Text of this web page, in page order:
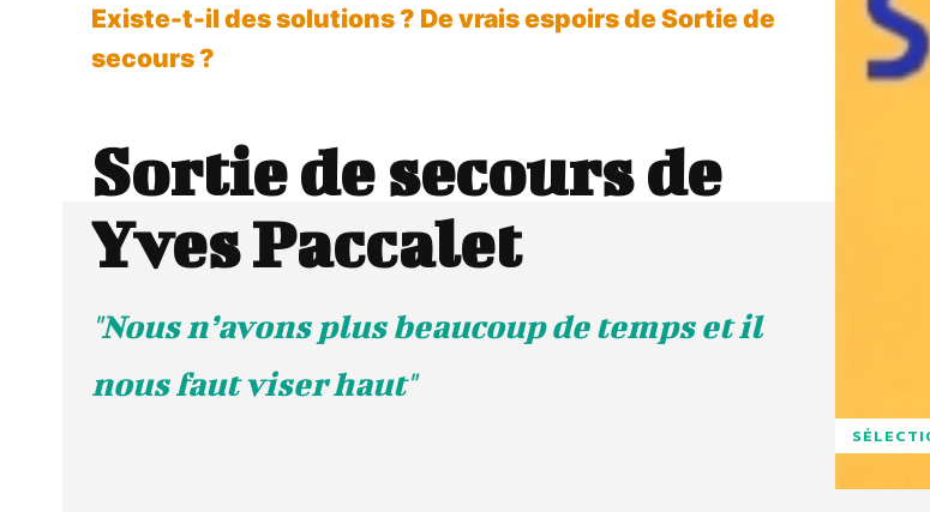
Existe-t-il des solutions ? De vrais espoirs de Sortie de
secours ?
Sortie de secours de
Yves Paccalet
"Nous n’avons plus beaucoup de temps et il
nous faut viser haut"